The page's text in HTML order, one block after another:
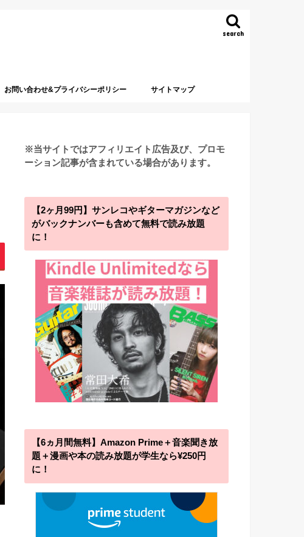
search
お問い合わせ&プライバシーポリシー サイトマップ
※当サイトではアフィリエイト広告及び、プロモ
ーション記事が含まれている場合があります。
【2ヶ月99円】サンレコやギターマガジンなど
がバックナンバーも含めて無料で読み放題
に！
【6ヵ月間無料】Amazon Prime＋音楽聞き放
題＋漫画や本の読み放題が学生なら¥250円
に！